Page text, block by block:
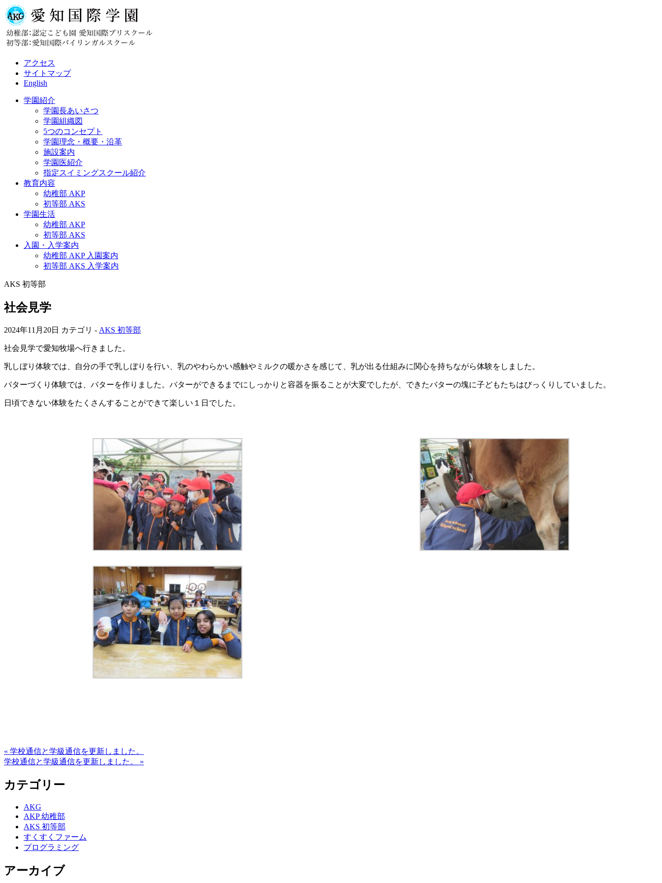
アクセス
サイトマップ
English
学園紹介
学園長あいさつ
学園組織図
5つのコンセプト
学園理念・概要・沿革
施設案内
学園医紹介
指定スイミングスクール紹介
教育内容
幼稚部 AKP
初等部 AKS
学園生活
幼稚部 AKP
初等部 AKS
入園・入学案内
幼稚部 AKP 入園案内
初等部 AKS 入学案内
AKS 初等部
社会見学
2024年11月20日 カテゴリ - AKS 初等部
社会見学で愛知牧場へ行きました。
乳しぼり体験では、自分の手で乳しぼりを行い、乳のやわらかい感触やミルクの暖かさを感じて、乳が出る仕組みに関心を持ちながら体験をしました。
バターづくり体験では、バターを作りました。バターができるまでにしっかりと容器を振ることが大変でしたが、できたバターの塊に子どもたちはびっくりしていました。
日頃できない体験をたくさんすることができて楽しい１日でした。
« 学校通信と学級通信を更新しました。
学校通信と学級通信を更新しました。 »
カテゴリー
AKG
AKP 幼稚部
AKS 初等部
すくすくファーム
プログラミング
アーカイブ